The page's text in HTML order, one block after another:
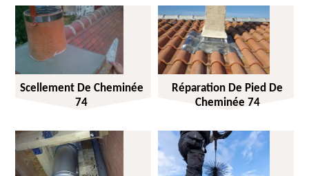
Scellement De Cheminée
74
Réparation De Pied De
Cheminée 74